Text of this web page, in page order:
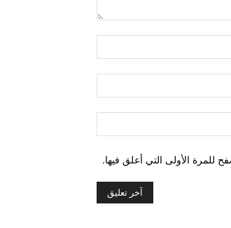
الإلكتروني:*
للمرة الأولى التي أعلق فيها.